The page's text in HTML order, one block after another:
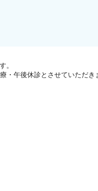
。
・午後休診とさせていただき